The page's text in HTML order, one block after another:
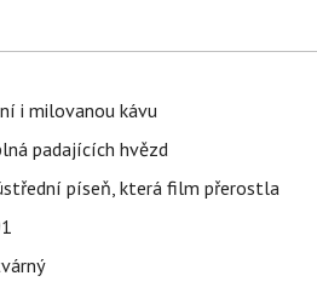
i milovanou kávu
padajících hvězd
píseň, která film přerostla